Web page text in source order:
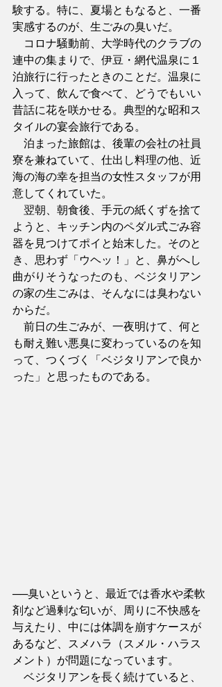
験する。特に、夏場ともなると、一番
実感するのが、生ごみの臭いだ。
コロナ騒動前、大学時代のクラブの
連中の集まりで、伊豆・網代温泉に１
泊旅行に行ったときのことだ。温泉に
入って、飲んで食べて、どうでもいい
昔話に花を咲かせる。典型的な昭和ス
タイルの宴会旅行である。
泊まった旅館は、後輩の会社の社員
寮を兼ねていて、仕出し料理の他、近
海の海の幸を担当の女性スタッフが用
意してくれていた。
翌朝、朝食後、手元の紙くずを捨て
ようと、キッチン内のペダル式ごみ容
器を見つけてポイと始末した。そのと
き、思わず「ウヘッ！」と、鼻がへし
曲がりそうなったのも、ベジタリアン
の家の生ごみは、そんなには臭わない
からだ。
前日の生ごみが、一夜明けて、何と
も耐え難い悪臭に変わっているのを知
って、つくづく「ベジタリアンで良か
った」と思ったものである。
──臭いというと、最近では香水や柔軟
剤など過剰な匂いが、周りに不快感を
与えたり、中には体調を崩すケースが
あるなど、スメハラ（スメル・ハラス
メント）が問題になっています。
ベジタリアンを長く続けていると、